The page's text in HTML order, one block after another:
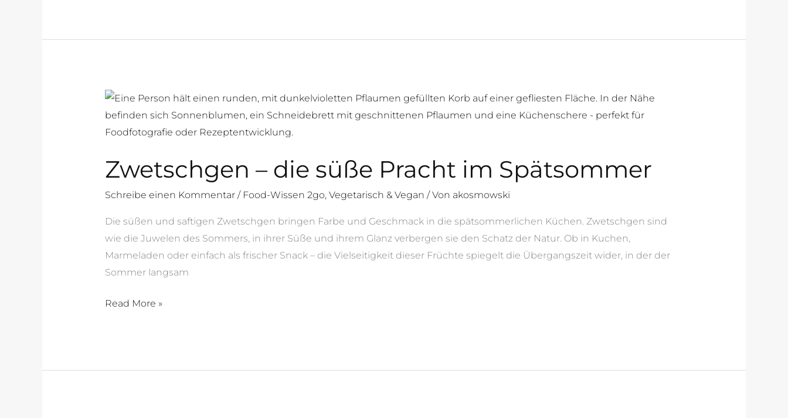
Zwetschgen – die süße Pracht im Spätsommer
Schreibe einen Kommentar / Food-Wissen 2go, Vegetarisch & Vegan / Von akosmowski
Die süßen und saftigen Zwetschgen bringen Farbe und Geschmack in die spätsommerlichen Küchen. Zwetschgen sind
wie die Juwelen des Sommers, in ihrer Süße und ihrem Glanz verbergen sie den Schatz der Natur. Ob in Kuchen,
Marmeladen oder einfach als frischer Snack – die Vielseitigkeit dieser Früchte spiegelt die Übergangszeit wider, in der der
Sommer langsam
Zwetschgen
–
die
Pracht
Spätsommer
Read More »